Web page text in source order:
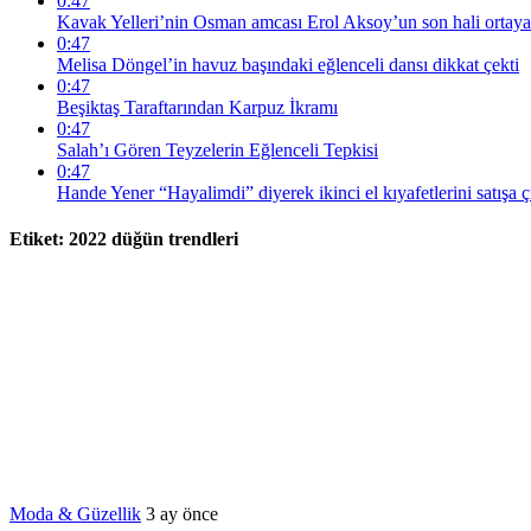
Kavak Yelleri’nin Osman amcası Erol Aksoy’un son hali
0:47
Melisa Döngel’in havuz başındaki eğlenceli dansı dikkat çekti
0:47
Beşiktaş Taraftarından Karpuz İkramı
0:47
Salah’ı Gören Teyzelerin Eğlenceli Tepkisi
0:47
Hande Yener “Hayalimdi” diyerek ikinci el kıyafetlerini satışa
Etiket: 2022 düğün trendleri
Moda & Güzellik 3 ay önce